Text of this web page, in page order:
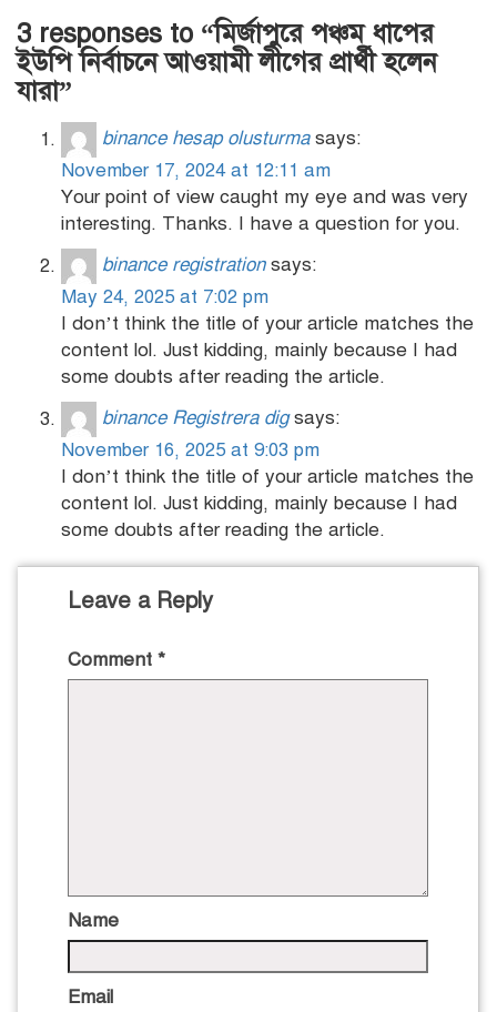
3 responses to “মির্জাপুরে পঞ্চম ধাপের
ইউপি নির্বাচনে আওয়ামী লীগের প্রার্থী হলেন
যারা”
binance hesap olusturma says:
November 17, 2024 at 12:11 am
Your point of view caught my eye and was very
interesting. Thanks. I have a question for you.
binance registration says:
May 24, 2025 at 7:02 pm
I don’t think the title of your article matches the
content lol. Just kidding, mainly because I had
some doubts after reading the article.
binance Registrera dig says:
November 16, 2025 at 9:03 pm
I don’t think the title of your article matches the
content lol. Just kidding, mainly because I had
some doubts after reading the article.
Leave a Reply
Comment *
Name
Email